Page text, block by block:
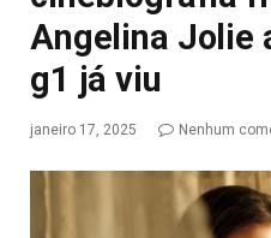
Angelina Jolie
g1 já viu
janeiro 17, 2025 Nenhum